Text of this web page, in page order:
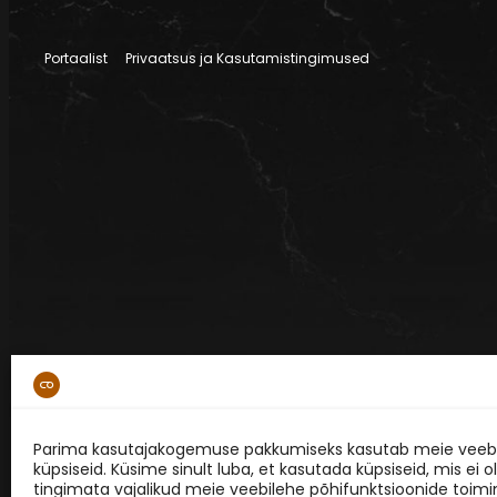
Parima kasutajakogemuse pakkumiseks kasutab meie
küpsiseid. Küsime sinult luba, et kasutada küpsiseid, mis ei
tingimata vajalikud meie veebilehe põhifunktsioonide
Portaalist Privaatsus ja Kasutamistingimused